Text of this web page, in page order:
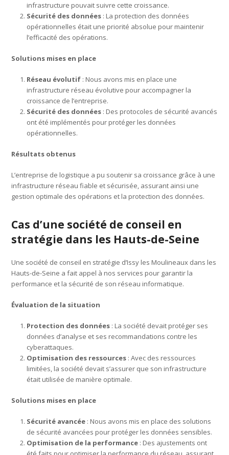
infrastructure pouvait suivre cette croissance.
Sécurité des données : La protection des données
opérationnelles était une priorité absolue pour maintenir
l’efficacité des opérations.
Solutions mises en place
Réseau évolutif : Nous avons mis en place une
infrastructure réseau évolutive pour accompagner la
croissance de l’entreprise.
Sécurité des données : Des protocoles de sécurité avancés
ont été implémentés pour protéger les données
opérationnelles.
Résultats obtenus
L’entreprise de logistique a pu soutenir sa croissance grâce à une
infrastructure réseau fiable et sécurisée, assurant ainsi une
gestion optimale des opérations et la protection des données.
Cas d’une société de conseil en
stratégie dans les Hauts-de-Seine
Une société de conseil en stratégie d’Issy les Moulineaux dans les
Hauts-de-Seine a fait appel à nos services pour garantir la
performance et la sécurité de son réseau informatique.
Évaluation de la situation
Protection des données : La société devait protéger ses
données d’analyse et ses recommandations contre les
cyberattaques.
Optimisation des ressources : Avec des ressources
limitées, la société devait s’assurer que son infrastructure
était utilisée de manière optimale.
Solutions mises en place
Sécurité avancée : Nous avons mis en place des solutions
de sécurité avancées pour protéger les données sensibles.
Optimisation de la performance : Des ajustements ont